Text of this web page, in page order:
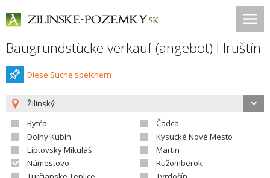
Baugrundstücke verkauf (angebot) Hruštín
Diese Suche speichern
Žilinský
Bytča
Čadca
Dolný Kubín
Kysucké Nové Mesto
Liptovský Mikuláš
Martin
Námestovo
Ružomberok